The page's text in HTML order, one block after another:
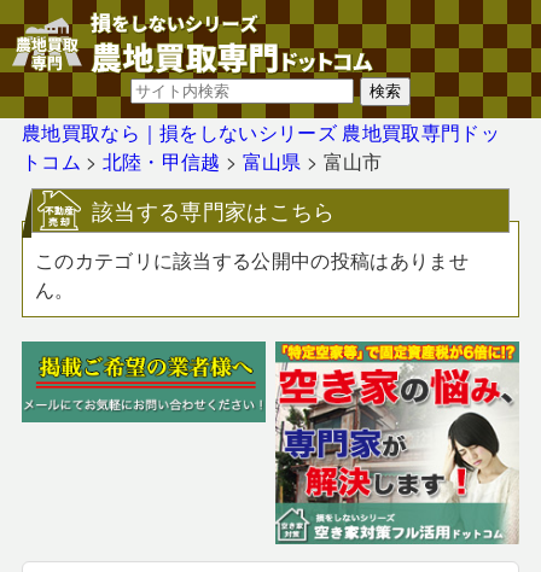
農地買取なら｜損をしないシリーズ 農地買取専門ドッ
トコム > 北陸・甲信越 > 富山県 > 富山市
該当する専門家はこちら
このカテゴリに該当する公開中の投稿はありませ
ん。